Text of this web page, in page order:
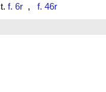
f. 6r, f. 46r